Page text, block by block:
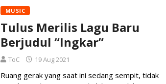
MUSIC
Tulus Merilis Lagu Baru
Berjudul “Ingkar”
ToC 19 Aug 2021
Ruang gerak yang saat ini sedang sempit, tidak